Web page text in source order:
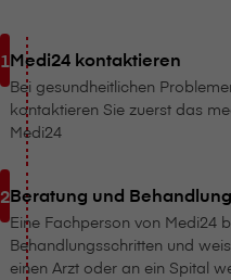
Medi24 kontaktieren
Bei gesundheitlichen
kontaktieren Sie zuerst das
Medi24
Beratung und
Eine Fachperson von Medi24
Behandlungsschritten und
einen Arzt oder an ein Spital